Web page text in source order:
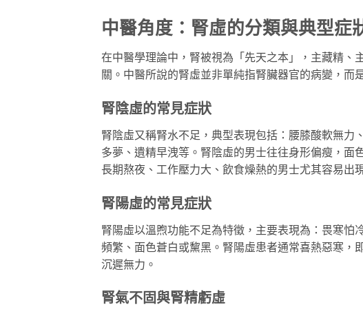
中醫角度：腎虛的分類與典型症
在中醫學理論中，腎被視為「先天之本」，主藏精、
關。中醫所說的腎虛並非單純指腎臟器官的病變，而
腎陰虛的常見症狀
腎陰虛又稱腎水不足，典型表現包括：腰膝酸軟無
多夢、遺精早洩等。腎陰虛的男士往往身形偏瘦，面
長期熬夜、工作壓力大、飲食燥熱的男士尤其容易出
腎陽虛的常見症狀
腎陽虛以溫煦功能不足為特徵，主要表現為：畏寒
頻繁、面色蒼白或黧黑。腎陽虛患者通常喜熱惡寒，
沉遲無力。
腎氣不固與腎精虧虛